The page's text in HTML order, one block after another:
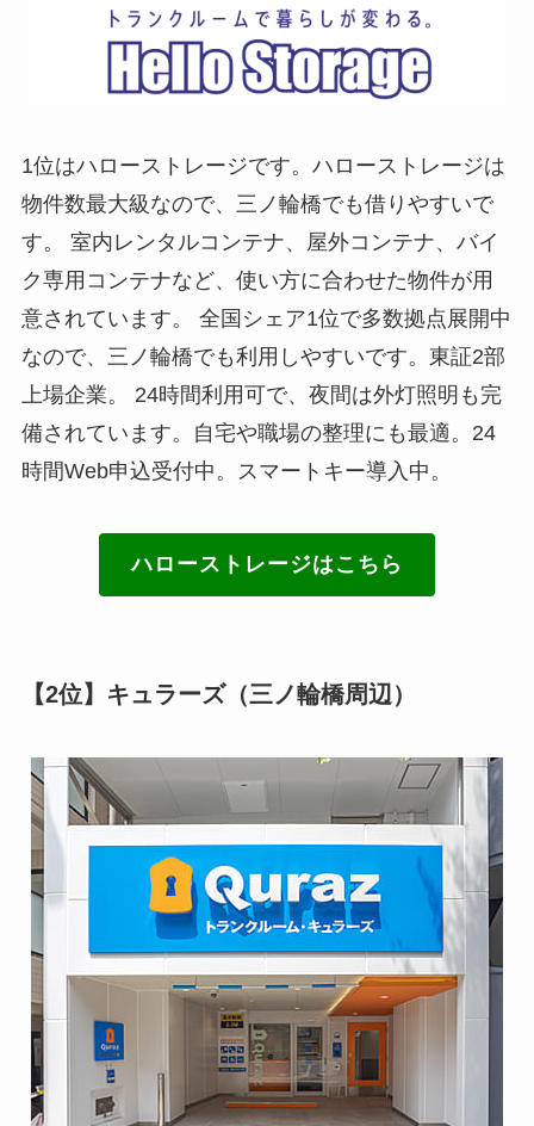
1位はハローストレージです。ハローストレージは
物件数最大級なので、三ノ輪橋でも借りやすいで
す。 室内レンタルコンテナ、屋外コンテナ、バイ
ク専用コンテナなど、使い方に合わせた物件が用
意されています。 全国シェア1位で多数拠点展開中
なので、三ノ輪橋でも利用しやすいです。東証2部
上場企業。 24時間利用可で、夜間は外灯照明も完
備されています。自宅や職場の整理にも最適。24
時間Web申込受付中。スマートキー導入中。
ハローストレージはこちら
【2位】キュラーズ（三ノ輪橋周辺）